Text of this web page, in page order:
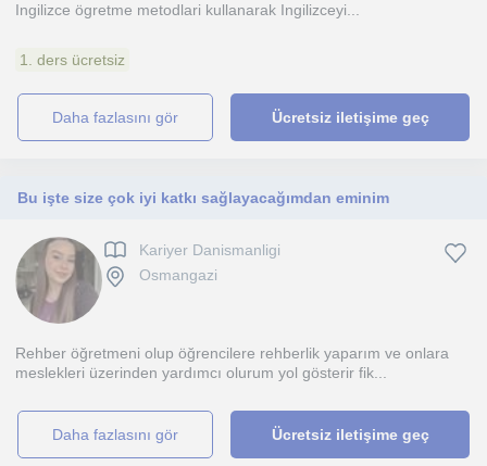
Ingilizce ögretme metodlari kullanarak Ingilizceyi...
1. ders ücretsiz
daha fazlasını gör Ücretsiz iletişime geç
Bu işte size çok iyi katkı sağlayacağımdan eminim
Kariyer Danismanligi
Osmangazi
Rehber öğretmeni olup öğrencilere rehberlik yaparım ve onlara
meslekleri üzerinden yardımcı olurum yol gösterir fik...
daha fazlasını gör Ücretsiz iletişime geç